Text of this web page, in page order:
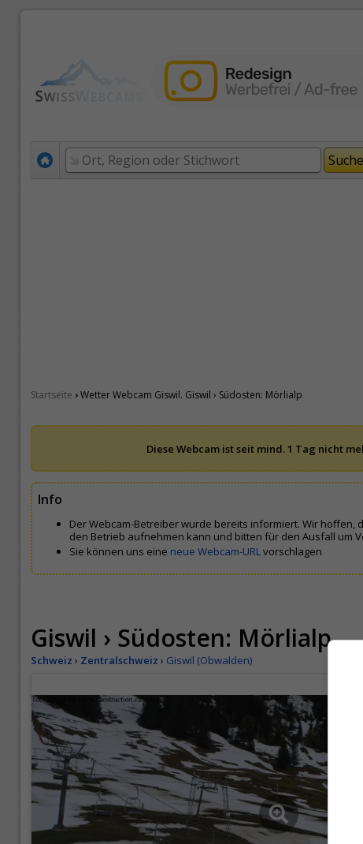
Startseite ›Wetter Webcam Giswil. Giswil › Südosten: Mörlialp
Diese Webcam ist seit mind. 1 Tag nicht
Info
Der Webcam-Betreiber wurde bereits informiert. Wir hoffen,
den Betrieb aufnehmen kann und bitten für den Ausfall um
Sie können uns eine neue Webcam-URLvorschlagen
Giswil › Südosten: Mörlialp
Schweiz › Zentralschweiz › Giswil (Obwalden)